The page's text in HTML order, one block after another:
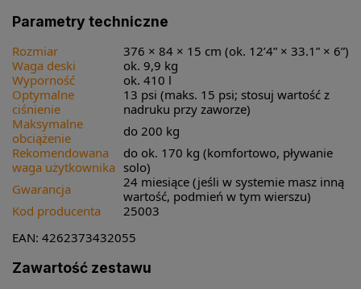
Parametry techniczne
Rozmiar
376 × 84 × 15 cm (ok. 12’4” × 33.1” × 6”)
Waga deski
ok. 9,9 kg
Wyporność
ok. 410 l
Optymalne
ciśnienie
13 psi (maks. 15 psi; stosuj wartość z
nadruku przy zaworze)
Maksymalne
obciążenie
do 200 kg
Rekomendowana
waga użytkownika
do ok. 170 kg (komfortowo, pływanie
solo)
Gwarancja
24 miesiące (jeśli w systemie masz inną
wartość, podmień w tym wierszu)
Kod producenta
25003
EAN: 4262373432055
Zawartość zestawu